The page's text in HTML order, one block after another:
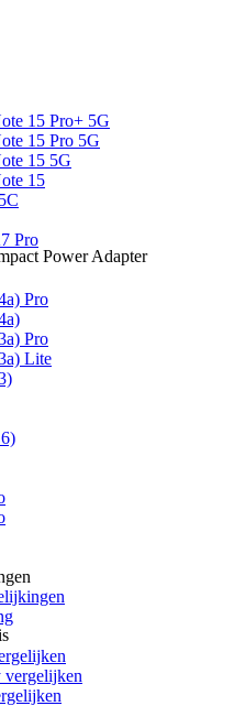
15 Pro+ 5G
15 Pro 5G
15 5G
15
Pro
Pro
Pro
Lite
vergelijken
Power Adapter